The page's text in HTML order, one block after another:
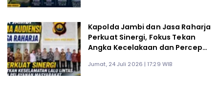
Kapolda Jambi dan Jasa Raharja
Perkuat Sinergi, Fokus Tekan
Angka Kecelakaan dan Percepat
Jumat, 24 Juli 2026 | 17:29 WIB